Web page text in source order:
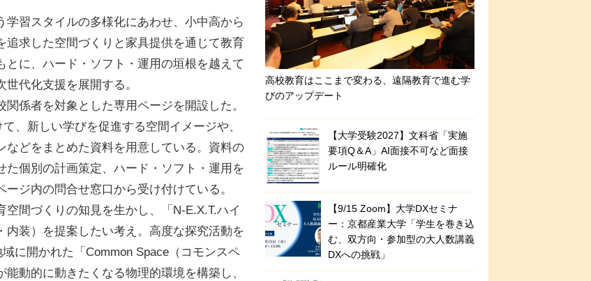
習スタイルの多様化にあわせ、小中高から
求した空間づくりと家具提供を通じて教育
に、ハード・ソフト・運用の垣根を越えて
代化支援を展開する。
係者を対象とした専用ページを開設した。
、新しい学びを促進する空間イメージや、
どをまとめた資料を用意している。資料の
個別の計画策定、ハード・ソフト・運用を
ジ内の問合せ窓口から受け付けている。
間づくりの知見を生かし、「N-E.X.T.ハイ
装）を提案したい考え。高度な探究活動を
に開かれた「Common Space（コモンスペ
動的に動きたくなる物理的環境を構築し、
高校教育はここまで変わる、遠隔教育で進む学
びのアップデート
【大学受験2027】文科省「実施
要項Q＆A」AI面接不可など面接
ルール明確化
【9/15 Zoom】大学DXセミナ
ー：京都産業大学「学生を巻き込
む、双方向・参加型の大人数講義
DXへの挑戦」